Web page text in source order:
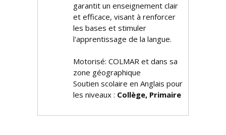
garantit un enseignement clair
et efficace, visant à renforcer
les bases et stimuler
l'apprentissage de la langue.
Motorisé: COLMAR et dans sa
zone géographique
Soutien scolaire en Anglais pour
les niveaux : Collège, Primaire